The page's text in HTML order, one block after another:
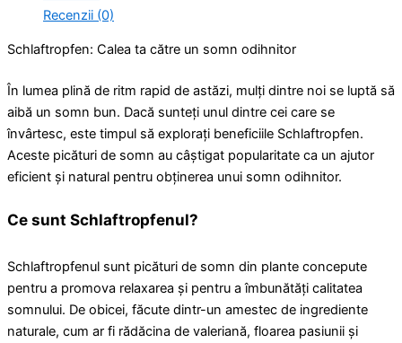
Recenzii (0)
Schlaftropfen: Calea ta către un somn odihnitor
În lumea plină de ritm rapid de astăzi, mulți dintre noi se luptă să
aibă un somn bun. Dacă sunteți unul dintre cei care se
învârtesc, este timpul să explorați beneficiile Schlaftropfen.
Aceste picături de somn au câștigat popularitate ca un ajutor
eficient și natural pentru obținerea unui somn odihnitor.
Ce sunt Schlaftropfenul?
Schlaftropfenul sunt picături de somn din plante concepute
pentru a promova relaxarea și pentru a îmbunătăți calitatea
somnului. De obicei, făcute dintr-un amestec de ingrediente
naturale, cum ar fi rădăcina de valeriană, floarea pasiunii și